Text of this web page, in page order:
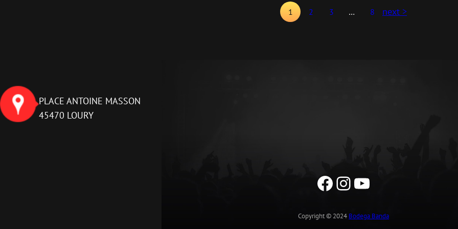
1 2 3 … 8 next >
PLACE ANTOINE MASSON
45470 LOURY
Facebook
Instagram
YouTube
Copyright © 2024 Bodega Banda